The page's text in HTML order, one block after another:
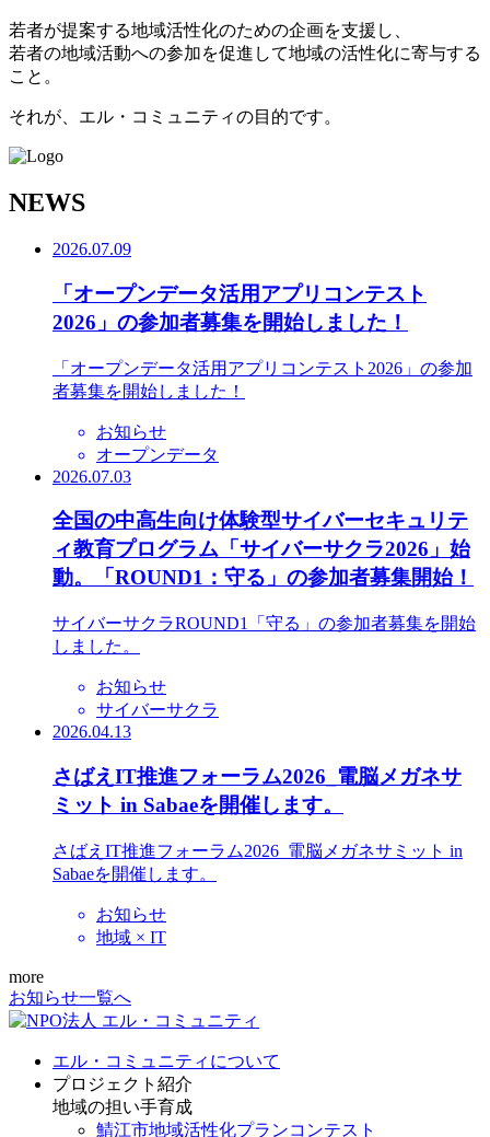
若者が提案する地域活性化のための企画を支援し、
若者の地域活動への参加を促進して地域の活性化に寄与する
こと。
それが、エル・コミュニティの目的です。
NEWS
2026.07.09
「オープンデータ活用アプリコンテスト
2026」の参加者募集を開始しました！
「オープンデータ活用アプリコンテスト2026」の参加
者募集を開始しました！
お知らせ
オープンデータ
2026.07.03
全国の中高生向け体験型サイバーセキュリテ
ィ教育プログラム「サイバーサクラ2026」始
動。「ROUND1：守る」の参加者募集開始！
サイバーサクラROUND1「守る」の参加者募集を開始
しました。
お知らせ
サイバーサクラ
2026.04.13
さばえIT推進フォーラム2026_電脳メガネサ
ミット in Sabaeを開催します。
さばえIT推進フォーラム2026_電脳メガネサミット in
Sabaeを開催します。
お知らせ
地域 × IT
more
お知らせ一覧へ
エル・コミュニティについて
プロジェクト紹介
地域の担い手育成
鯖江市地域活性化プランコンテスト